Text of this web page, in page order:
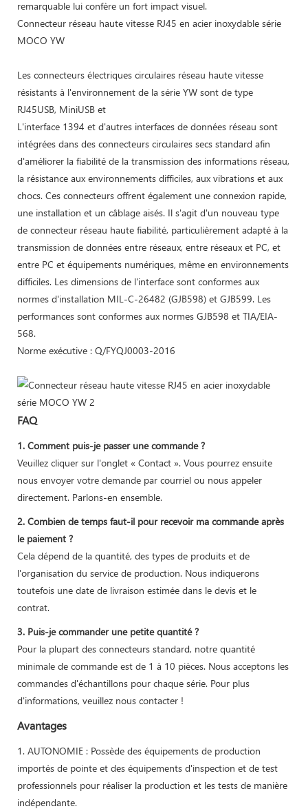
remarquable lui confère un fort impact visuel.
Connecteur réseau haute vitesse RJ45 en acier inoxydable série
MOCO YW
Les connecteurs électriques circulaires réseau haute vitesse
résistants à l'environnement de la série YW sont de type
RJ45USB, MiniUSB et
L'interface 1394 et d'autres interfaces de données réseau sont
intégrées dans des connecteurs circulaires secs standard afin
d'améliorer la fiabilité de la transmission des informations réseau,
la résistance aux environnements difficiles, aux vibrations et aux
chocs. Ces connecteurs offrent également une connexion rapide,
une installation et un câblage aisés. Il s'agit d'un nouveau type
de connecteur réseau haute fiabilité, particulièrement adapté à la
transmission de données entre réseaux, entre réseaux et PC, et
entre PC et équipements numériques, même en environnements
difficiles. Les dimensions de l'interface sont conformes aux
normes d'installation MIL-C-26482 (GJB598) et GJB599. Les
performances sont conformes aux normes GJB598 et TIA/EIA-
568.
Norme exécutive : Q/FYQJ0003-2016
FAQ
1. Comment puis-je passer une commande ?
Veuillez cliquer sur l'onglet « Contact ». Vous pourrez ensuite
nous envoyer votre demande par courriel ou nous appeler
directement. Parlons-en ensemble.
2. Combien de temps faut-il pour recevoir ma commande après
le paiement ?
Cela dépend de la quantité, des types de produits et de
l'organisation du service de production. Nous indiquerons
toutefois une date de livraison estimée dans le devis et le
contrat.
3. Puis-je commander une petite quantité ?
Pour la plupart des connecteurs standard, notre quantité
minimale de commande est de 1 à 10 pièces. Nous acceptons les
commandes d'échantillons pour chaque série. Pour plus
d'informations, veuillez nous contacter !
Avantages
1. AUTONOMIE : Possède des équipements de production
importés de pointe et des équipements d'inspection et de test
professionnels pour réaliser la production et les tests de manière
indépendante.